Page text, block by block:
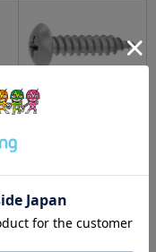
ＪＰＦタッピント